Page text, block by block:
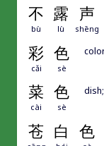
不 露 声
bù lù shēng
彩 色
cǎi sè
菜 色
cài sè
苍 白 色